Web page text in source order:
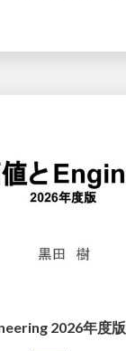
2026年度版